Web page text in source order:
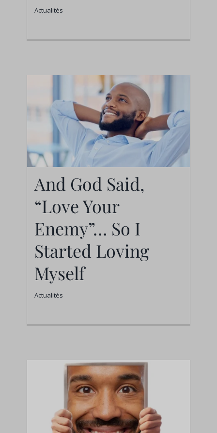
Actualités
And God Said, “Love
Your Enemy”… So I
Started Loving Myself
Actualités
And God Said,
“Love Your
Enemy”… So I
Started Loving
Myself
Actualités